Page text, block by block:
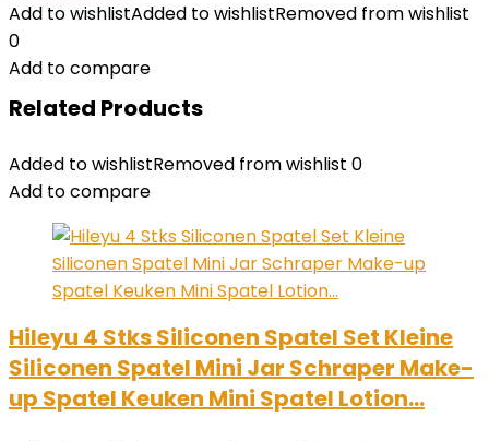
Add to wishlistAdded to wishlistRemoved from wishlist
0
Add to compare
Related Products
Added to wishlistRemoved from wishlist 0
Add to compare
Hileyu 4 Stks Siliconen Spatel Set Kleine
Siliconen Spatel Mini Jar Schraper Make-
up Spatel Keuken Mini Spatel Lotion…